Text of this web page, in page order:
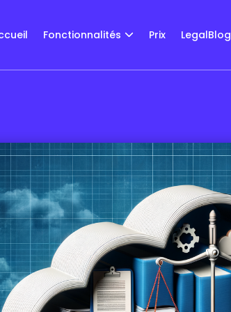
Fonctionnalités Prix LegalBlog